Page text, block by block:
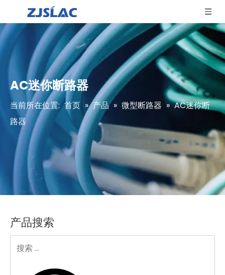
AC迷你断路器
当前所在位置: 首页 » 产品 » 微型断路器 » AC迷你断
路器
产品搜索